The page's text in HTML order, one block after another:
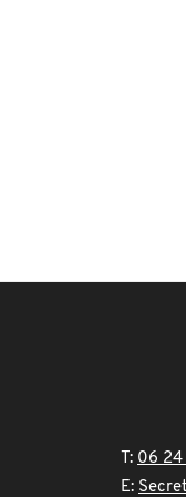
T: 06 24
E: